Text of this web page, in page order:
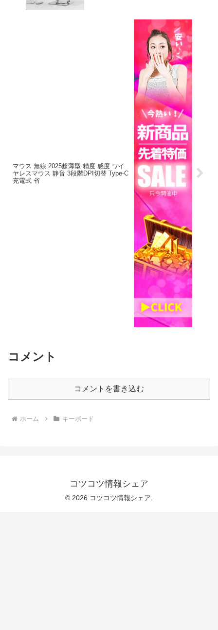
マウス 無線 2025超薄型 精度 感度 ワイ
ヤレスマウス 静音 3段階DPI切替 Type-C
充電式 省
コメント
コメントを書き込む
ホーム キーボード
コツコツ情報シェア
© 2026 コツコツ情報シェア.